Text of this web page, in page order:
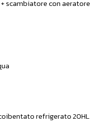
scambiatore con aeratore
refrigerato 20HL